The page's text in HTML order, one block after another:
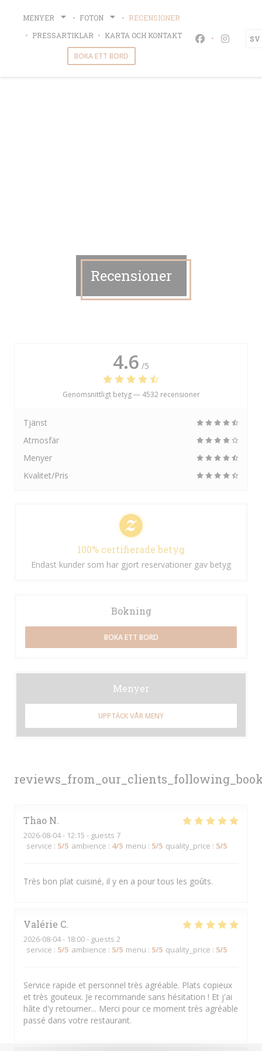
MENYER FOTON
RECENSIONER
PRESSARTIKLAR
KARTA OCH KONTAKT
BOKA ETT BORD
Facebook SV
Recensioner
Thao N
2026-08-04- 12:15 - guests 7
service : 5/5 ambience : 4/5 menu : 5/5 quality_price : 5/5
Très bon plat cuisiné, il y en a pour tous les goûts.
Valérie C
2026-08-04- 18:00 - guests 2
service : 5/5 ambience : 5/5 menu : 5/5 quality_price : 5/5
Service rapide et personnel très agréable. Plats copieux
et très gouteux. Je recommande sans hésitation ! Et j'ai
hâte d'y retourner... Merci pour ce moment très agréable
passé dans votre restaurant.
4.6 /5
Genomsnittligt betyg — 4532 recensioner
Tjänst
Atmosfär
Menyer
Kvalitet/Pris
100% certifierade betyg
Endast kunder som har gjort reservationer gav betyg
Bokning
BOKA ETT BORD
Menyer
UPPTÄCK VÅR MENY